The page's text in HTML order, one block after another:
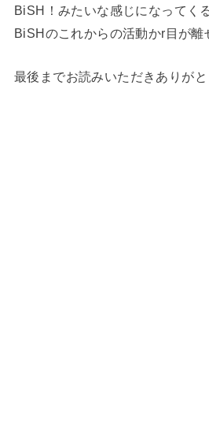
BiSH！みたいな感じになってく
BiSHのこれからの活動かr目が離
最後までお読みいただきありがと